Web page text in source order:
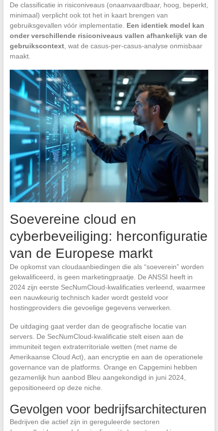
De classificatie in risiconiveaus (onaanvaardbaar, hoog, beperkt,
minimaal) verplicht ook tot het in kaart brengen van
gebruiksgevallen vóór implementatie. Een identiek model kan
onder verschillende risiconiveaus vallen afhankelijk van de
gebruikscontext, wat de casus-per-casus-analyse onmisbaar
maakt.
Soevereine cloud en
cyberbeveiliging: herconfiguratie
van de Europese markt
De opkomst van cloudaanbiedingen die als “soeverein” worden
gekwalificeerd, is geen marketingpraatje. De ANSSI heeft in
2024 zijn eerste SecNumCloud-kwalificaties verleend, waarmee
een nauwkeurig technisch kader wordt gesteld voor
hostingproviders die gevoelige gegevens verwerken.
De uitdaging gaat verder dan de geografische locatie van
servers. De SecNumCloud-kwalificatie stelt eisen aan de
immuniteit tegen extraterritoriale wetten (met name de
Amerikaanse Cloud Act), aan encryptie en aan de operationele
governance van de platforms. Orange en Capgemini hebben
gezamenlijk hun aanbod Bleu aangekondigd in juni 2024,
gepositioneerd op deze niche.
Gevolgen voor bedrijfsarchitecturen
Bedrijven die actief zijn in gereguleerde sectoren